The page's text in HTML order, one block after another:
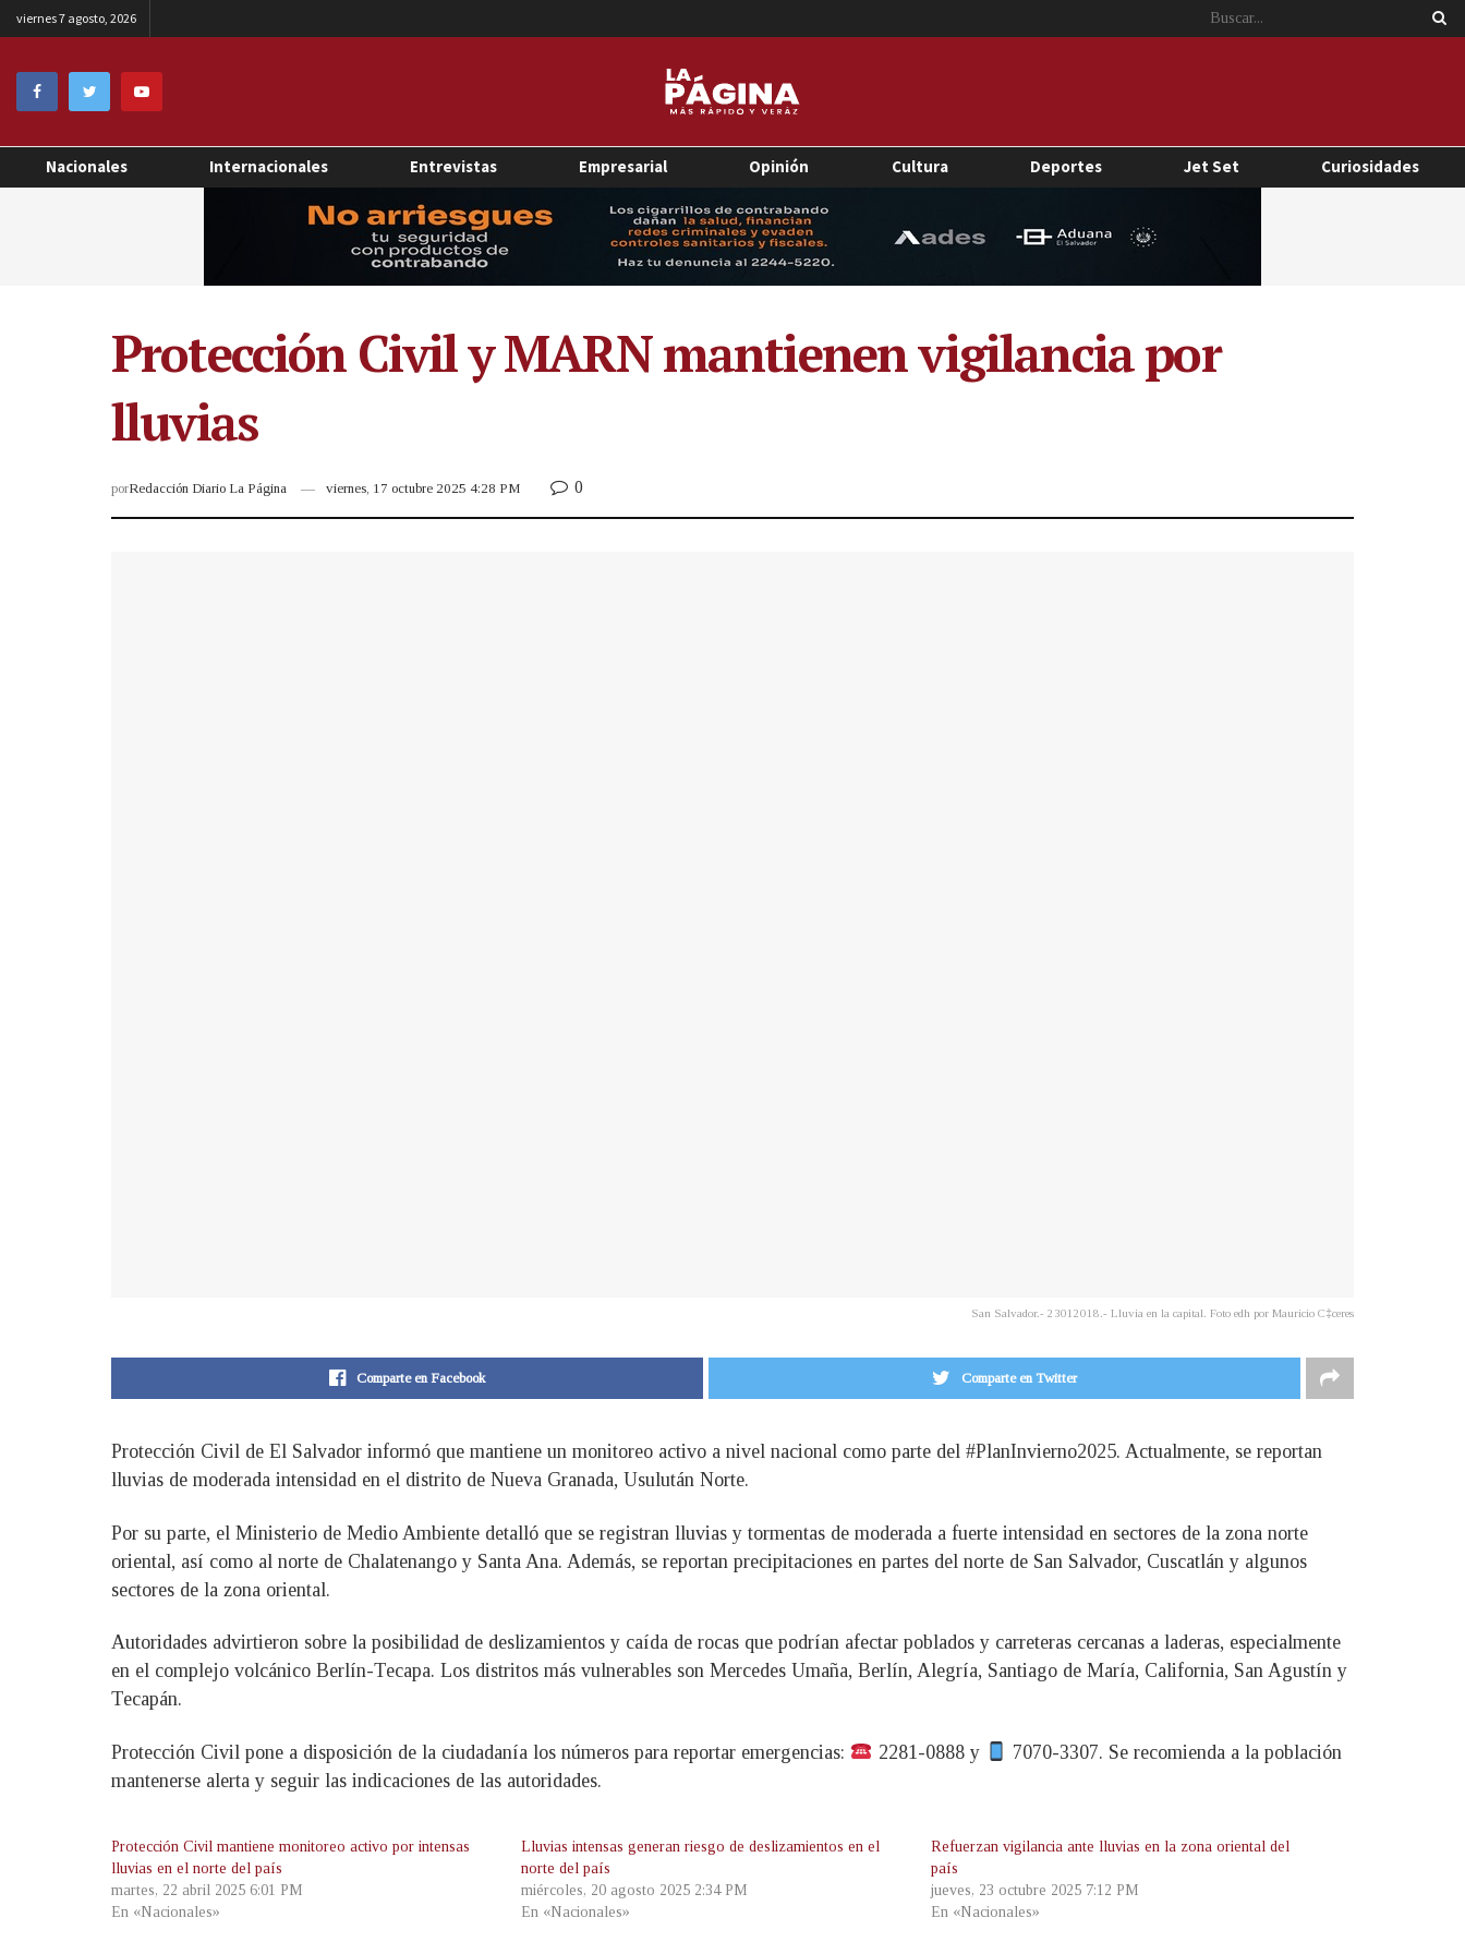
viernes 7 agosto, 2026
Nacionales Internacionales Entrevistas Empresarial Opinión Cultura Deportes Jet Set Curiosidades
Protección Civil y MARN mantienen vigilancia por
lluvias
porRedacción Diario La Página viernes, 17 octubre 2025 4:28 PM 0
San Salvador.- 23012018.- Lluvia en la capital. Foto edh por Mauricio C‡ceres
Comparte en Facebook Comparte en Twitter
Protección Civil de El Salvador informó que mantiene un monitoreo activo a nivel nacional como parte del #PlanInvierno2025. Actualmente, se reportan
lluvias de moderada intensidad en el distrito de Nueva Granada, Usulután Norte.
Por su parte, el Ministerio de Medio Ambiente detalló que se registran lluvias y tormentas de moderada a fuerte intensidad en sectores de la zona norte
oriental, así como al norte de Chalatenango y Santa Ana. Además, se reportan precipitaciones en partes del norte de San Salvador, Cuscatlán y algunos
sectores de la zona oriental.
Autoridades advirtieron sobre la posibilidad de deslizamientos y caída de rocas que podrían afectar poblados y carreteras cercanas a laderas, especialmente
en el complejo volcánico Berlín-Tecapa. Los distritos más vulnerables son Mercedes Umaña, Berlín, Alegría, Santiago de María, California, San Agustín y
Tecapán.
Protección Civil pone a disposición de la ciudadanía los números para reportar emergencias: 2281-0888 y
7070-3307. Se recomienda a la población
mantenerse alerta y seguir las indicaciones de las autoridades.
Protección Civil mantiene monitoreo activo por intensas
lluvias en el norte del país
martes, 22 abril 2025 6:01 PM
En «Nacionales»
Lluvias intensas generan riesgo de deslizamientos en el
norte del país
miércoles, 20 agosto 2025 2:34 PM
En «Nacionales»
Refuerzan vigilancia ante lluvias en la zona oriental del
país
jueves, 23 octubre 2025 7:12 PM
En «Nacionales»